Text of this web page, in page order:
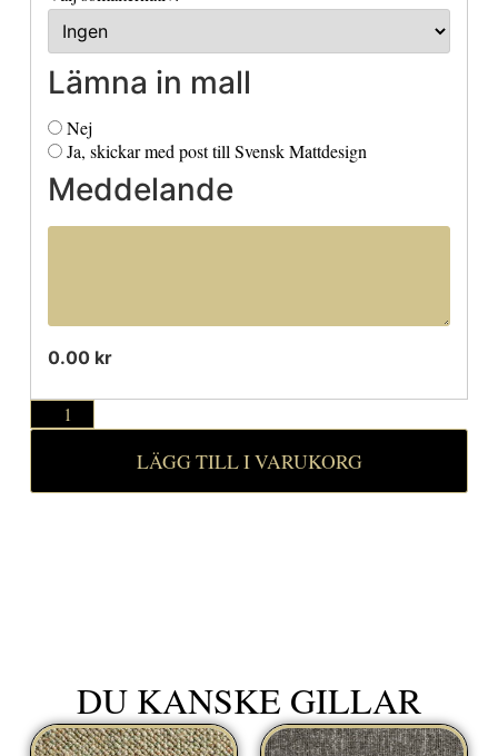
Lämna in mall
Nej
Ja, skickar med post till Svensk Mattdesign
Meddelande
0.00 kr
LÄGG TILL I VARUKORG
DU KANSKE GILLAR